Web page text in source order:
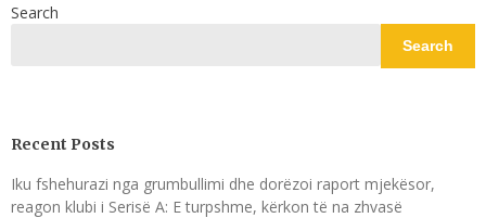
Search
Search
Recent Posts
Iku fshehurazi nga grumbullimi dhe dorëzoi raport mjekësor,
reagon klubi i Serisë A: E turpshme, kërkon të na zhvasë